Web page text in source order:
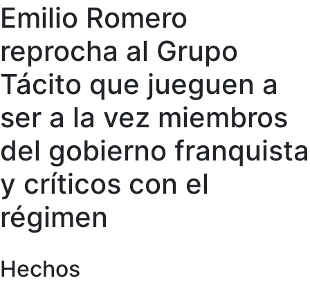
Emilio Romero
reprocha al Grupo
Tácito que jueguen a
ser a la vez miembros
del gobierno franquista
y críticos con el
régimen
Hechos